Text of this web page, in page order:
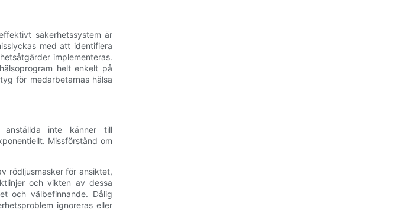
säkerhetssystem är
med att identifiera
implementeras.
helt enkelt på
för medarbetarnas hälsa
anställda inte känner till
Missförstånd om
rödljusmasker för ansiktet,
och vikten av dessa
och välbefinnande. Dålig
ignoreras eller